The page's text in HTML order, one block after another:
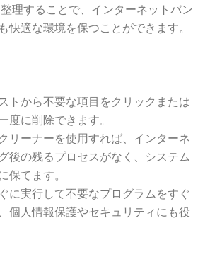
理することで、インターネットバン
快適な環境を保つことができます。
トから不要な項目をクリックまたは
度に削除できます。
リーナーを使用すれば、インターネ
後の残るプロセスがなく、システム
保てます。
に実行して不要なプログラムをすぐ
個人情報保護やセキュリティにも役